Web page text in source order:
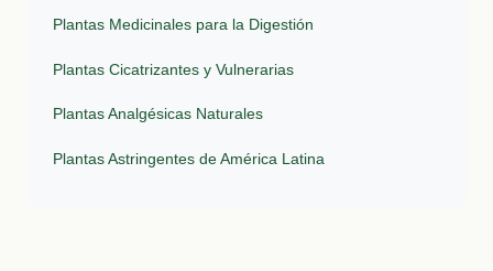
Plantas Medicinales para la Digestión
Plantas Cicatrizantes y Vulnerarias
Plantas Analgésicas Naturales
Plantas Astringentes de América Latina